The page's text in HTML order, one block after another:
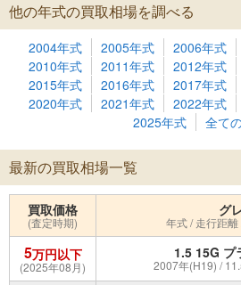
他の年式の買取相場を調べる
2004年式 2005年式 2006年式
2010年式
2011年式 2012年式
2015年式
2016年式 2017年式
2020年式
2021年式 2022年式
2025年式
全て
最新の買取相場一覧
買取価格
(査定時期)
グ
年式 / 走行距
5万円以下
(2025年08月)
1.5 15G プ
2007年(H19) /